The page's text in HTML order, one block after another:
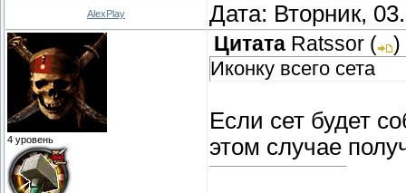
AlexPlay Дата: Вторник,
4 уровень
Цитата Ratssor (
)
Иконку всего сета
Если сет будет
этом случае